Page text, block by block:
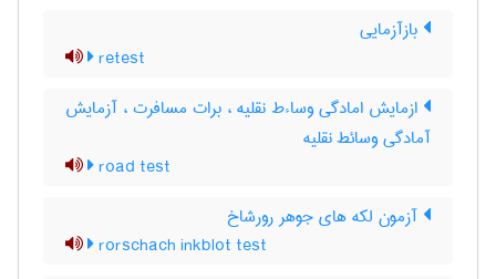
بازآزمایی
retest
ازمایش امادگی وساءط نقلیه ، برات مسافرت ، آزمایش
آمادگی وسائط نقلیه
road test
آزمون لکه های جوهر رورشاخ
rorschach inkblot test